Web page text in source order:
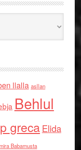
llalla asllan
Behlul
grecaElida
Babamusta